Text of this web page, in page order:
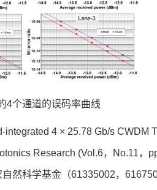
4个通道的误码率曲线
4 × 25.78 Gb/s CWDM
Research (Vol.6，No.11，
然科学基金（61335002，